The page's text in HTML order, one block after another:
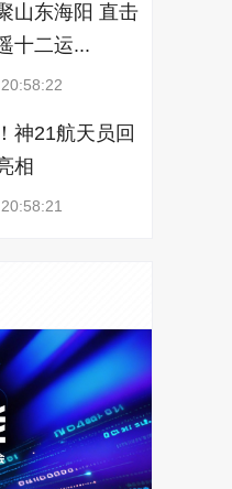
山东海阳 直击
十二运...
神21航天员回
相